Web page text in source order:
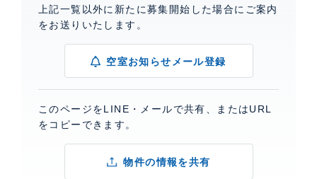
上記一覧以外に新たに募集開始した場合にご案内
をお送りいたします。
空室お知らせメール登録
このページをLINE・メールで共有、またはURL
をコピーできます。
物件の情報を共有